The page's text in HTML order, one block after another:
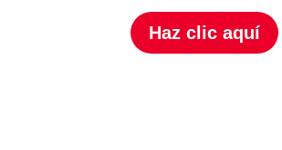
Haz clic aquí